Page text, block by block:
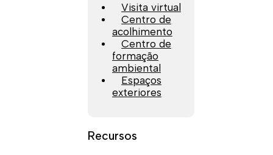
Visita virtual
Centro de
acolhimento
Centro de
formação
ambiental
Espaços
exteriores
Recursos